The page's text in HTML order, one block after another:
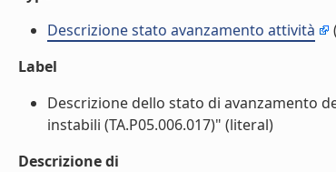
Descrizione stato avanzamento attività
Label
Descrizione dello stato di avanzamento
instabili (TA.P05.006.017)" (literal)
Descrizione di